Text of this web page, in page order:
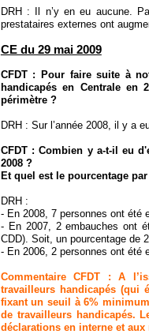
DRH : Il n’y en eu aucune.
prestataires externes ont
CE du 29 mai 2009
CFDT : Pour faire suite à
handicapés en Centrale en
périmètre ?
DRH : Sur l’année 2008, il y a
CFDT : Combien y a-t-il eu
2008 ?
Et quel est le pourcentage
DRH :
- En 2008, 7 personnes ont été
- En 2007, 2 embauches ont
CDD). Soit, un pourcentage de
- En 2006, 2 personnes ont été
Commentaire CFDT : A
travailleurs handicapés (qui
fixant un seuil à 6%
de travailleurs handicapés.
déclarations en interne et